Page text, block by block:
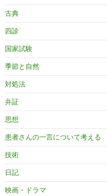
古典
四診
国家試験
季節と自然
対処法
弁証
思想
患者さんの一言について考える
技術
日記
映画・ドラマ